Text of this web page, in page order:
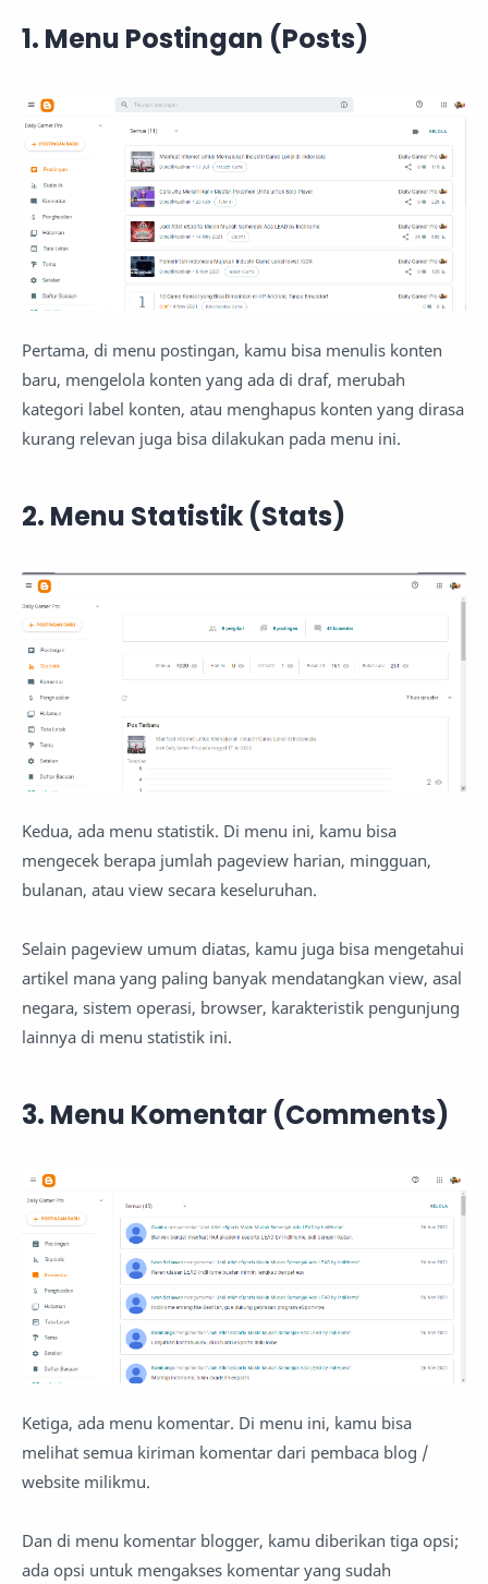
1. Menu Postingan (Posts)
Pertama, di menu postingan, kamu bisa menulis konten
baru, mengelola konten yang ada di draf, merubah
kategori label konten, atau menghapus konten yang dirasa
kurang relevan juga bisa dilakukan pada menu ini.
2. Menu Statistik (Stats)
Kedua, ada menu statistik. Di menu ini, kamu bisa
mengecek berapa jumlah pageview harian, mingguan,
bulanan, atau view secara keseluruhan.
Selain pageview umum diatas, kamu juga bisa mengetahui
artikel mana yang paling banyak mendatangkan view, asal
negara, sistem operasi, browser, karakteristik pengunjung
lainnya di menu statistik ini.
3. Menu Komentar (Comments)
Ketiga, ada menu komentar. Di menu ini, kamu bisa
melihat semua kiriman komentar dari pembaca blog /
website milikmu.
Dan di menu komentar blogger, kamu diberikan tiga opsi;
ada opsi untuk mengakses komentar yang sudah